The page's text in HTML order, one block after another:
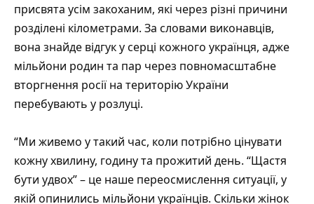
присвята усім закоханим, які через різні причини
розділені кілометрами. За словами виконавців,
вона знайде відгук у серці кожного українця, адже
мільйони родин та пар через повномасштабне
вторгнення росії на територію України
перебувають у розлуці.
“Ми живемо у такий час, коли потрібно цінувати
кожну хвилину, годину та прожитий день. “Щастя
бути удвох” – це наше переосмислення ситуації, у
якій опинились мільйони українців. Скільки жінок